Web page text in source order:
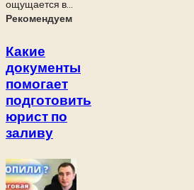
ощущается в...
Рекомендуем
Какие
документы
помогает
подготовить
юрист по
заливу